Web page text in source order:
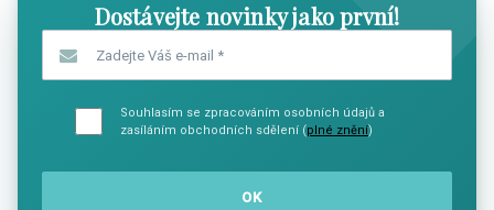
Dostávejte novinky jako první!
Souhlasím se zpracováním osobních údajů a
zasíláním obchodních sdělení (plné znění)